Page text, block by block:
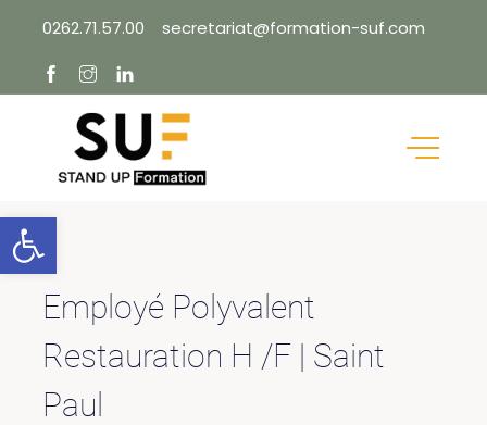
content
0262.71.57.00 secretariat@formation-suf.com
Employé Polyvalent
Restauration H /F | Saint
Paul
Ouvrir la barre d’outils